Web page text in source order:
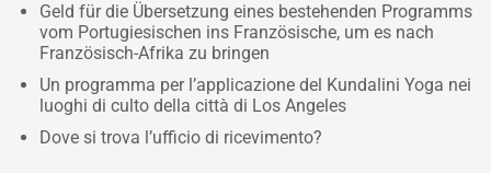
Geld für die Übersetzung eines bestehenden Programms
vom Portugiesischen ins Französische, um es nach
Französisch-Afrika zu bringen
Un programma per l’applicazione del Kundalini Yoga nei
luoghi di culto della città di Los Angeles
Dove si trova l’ufficio di ricevimento?